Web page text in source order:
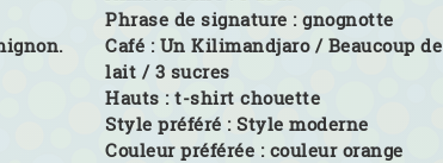
Phrase de signature :gnognotte
Café : Un Kilimandjaro / Beaucoup de
lait / 3 sucres
Hauts :t-shirt chouette
Style préféré : Style moderne
Couleur préférée : couleur orange